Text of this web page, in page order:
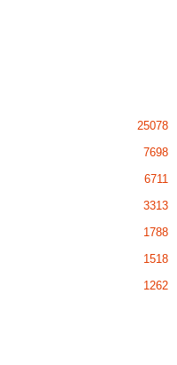
25078
7698
6711
3313
1788
1518
1262